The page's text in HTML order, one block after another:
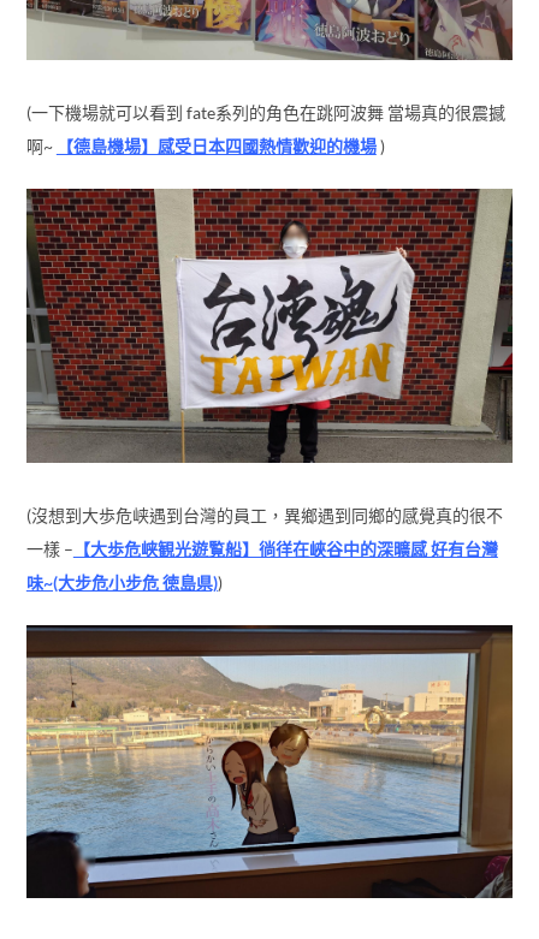
(沒想到大歩危峡遇到台灣的員工，異鄉遇到同鄉的感覺真的很不
一樣 –【大歩危峡観光遊覧船】徜徉在峽谷中的深曠感 好有台灣
味~(大步危小步危 徳島県))
(搭郵輪剛好搭到高木同學的郵輪 滿滿都是這小兩口的秀恩愛 讓本
胖一整路都吃了滿滿的狗糧，這突如其來的狗糧讓本胖吃得好開
心啊~ – 【高松港⇔小豆島】跟著呆呆獸 高木同學搭渡輪出遊囉~
(國際両備フェリー)
當然在日本有很多第一次接觸會瞬間產生那種愉悅的新鮮感，像
是吃到不同的異國美食，下飛機吸到的第一口日本空氣…都是讓本